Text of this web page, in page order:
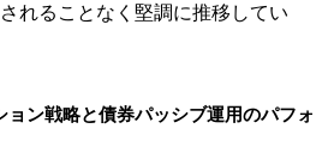
れることなく堅調に推移してい
ン戦略と債券パッシブ運用のパフォ